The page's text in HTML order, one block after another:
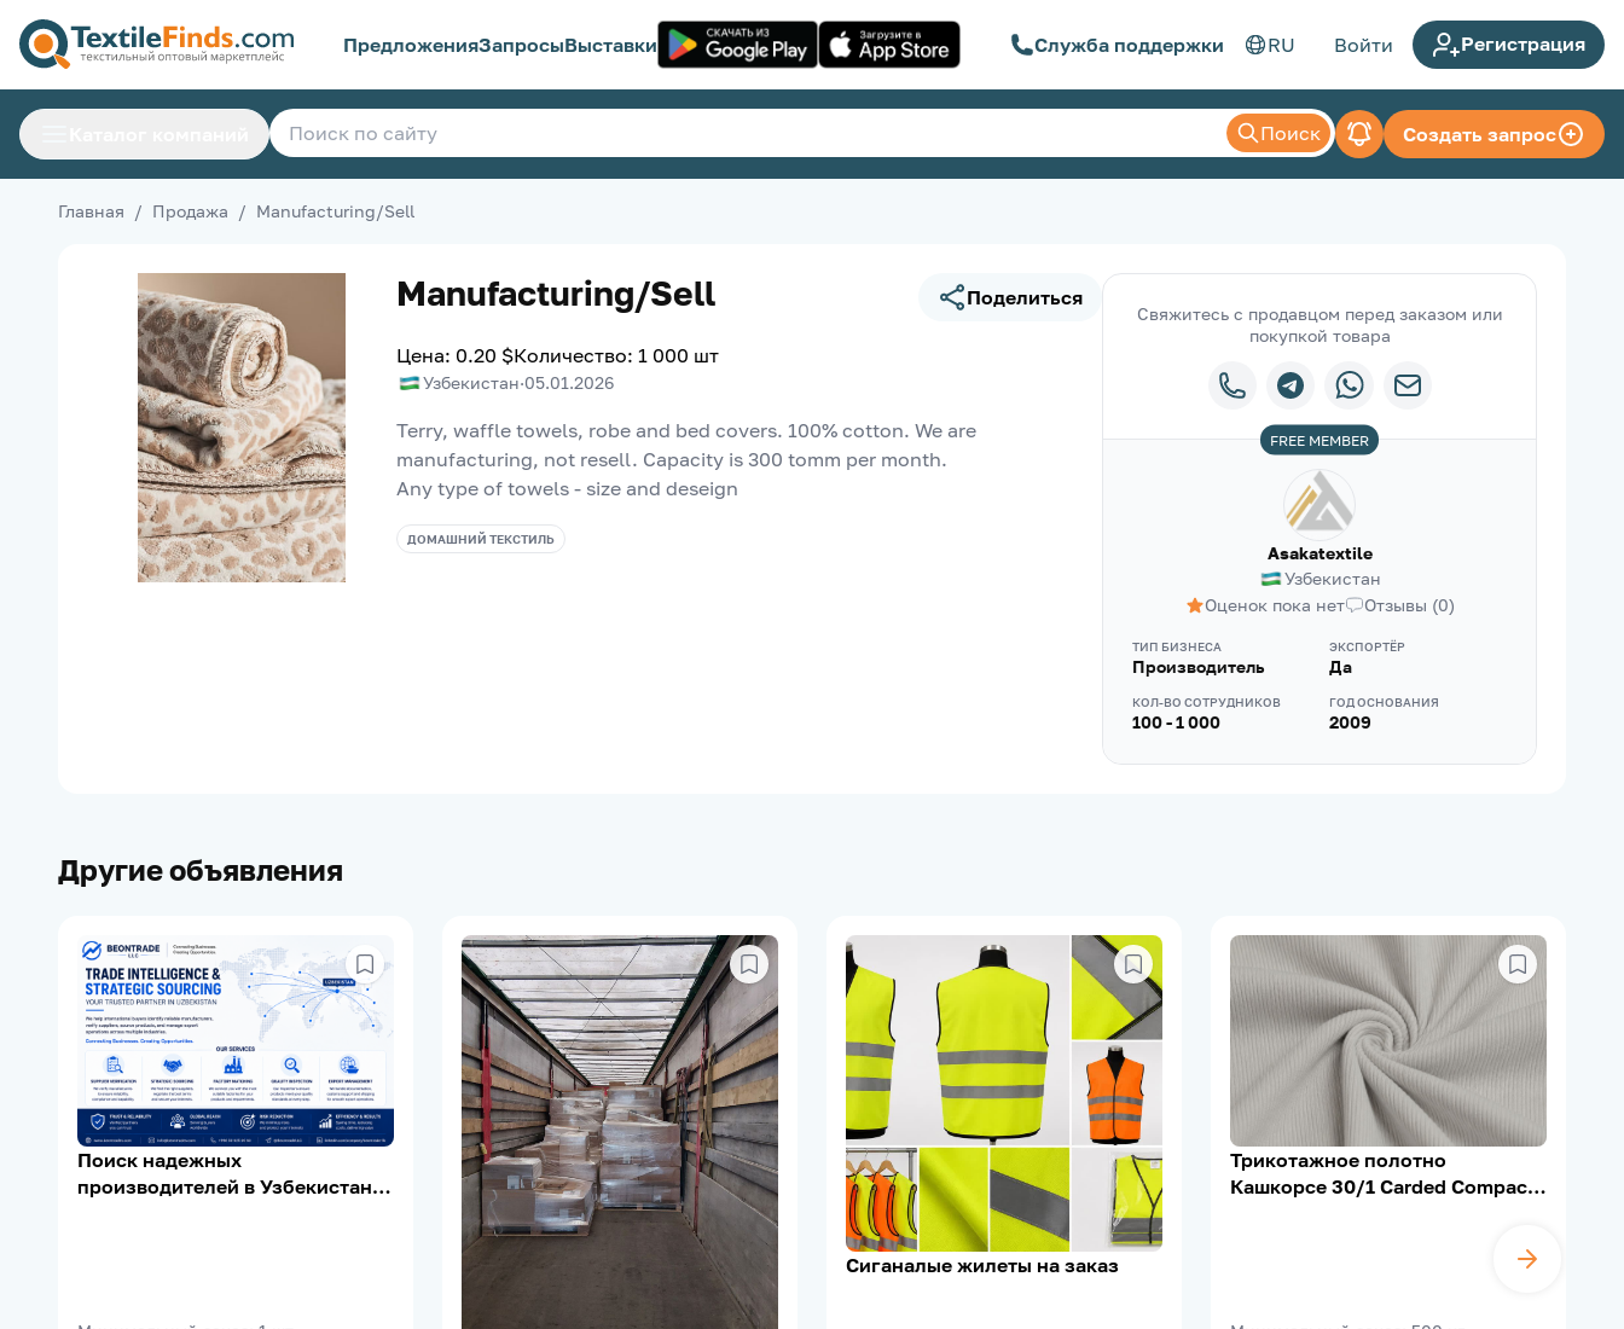
ПредложенияЗапросыВыставки Служба поддержки RU Войти Регистрация
Поиск Создать запрос
Главная / Продажа / Manufacturing/Sell
Manufacturing/Sell Поделиться
Цена: 0.20 $Количество: 1 000 шт
Узбекистан·05.01.2026
Terry, waffle towels, robe and bed covers. 100% cotton. We are
manufacturing, not resell. Capacity is 300 tomm per month.
Any type of towels - size and deseign
ДОМАШНИЙ ТЕКСТИЛЬ
Свяжитесь с продавцом перед заказом или
покупкой товара
Asakatextile
Узбекистан
Оценок пока нет
Отзывы (0)
ТИП БИЗНЕСА
Производитель
ЭКСПОРТЁР
Да
КОЛ-ВО СОТРУДНИКОВ
100 - 1 000
ГОД ОСНОВАНИЯ
2009
FREE MEMBER
Другие объявления
Поиск надежных
производителей в Узбекистане |
Сиганалые жилеты на заказ
Трикотажное полотно
Кашкорсе 30/1 Carded Compact,